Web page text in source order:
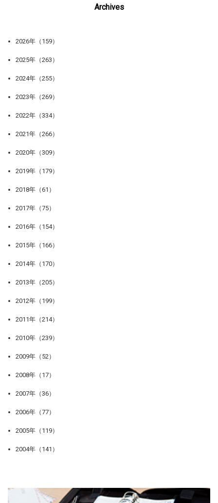
Archives
2026年（159）
2025年（263）
2024年（255）
2023年（269）
2022年（334）
2021年（266）
2020年（309）
2019年（179）
2018年（61）
2017年（75）
2016年（154）
2015年（166）
2014年（170）
2013年（205）
2012年（199）
2011年（214）
2010年（239）
2009年（52）
2008年（17）
2007年（36）
2006年（77）
2005年（119）
2004年（141）